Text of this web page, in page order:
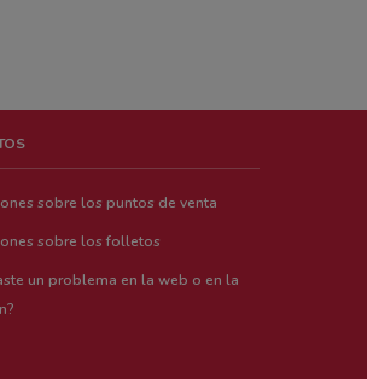
sobre los puntos de venta
sobre los folletos
un problema en la web o en la